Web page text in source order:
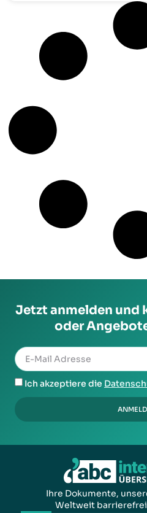
Jetzt anmelden und
oder
Ich akzeptiere die
Ihre Dokumente,
Weltweit